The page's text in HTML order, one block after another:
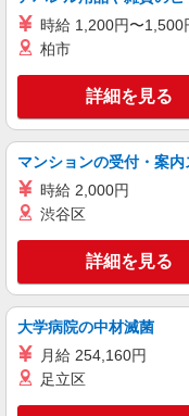
時
業代
+゜
万円支給(規定有)
ィブ支給(規定有) ★
有）★
愛
キープ
紹介予定派遣
株式会社シエロ
時
（規定あり） ゜+゜・。
+゜ 入社
頂くと,
い・
愛
派遣社員
時給 1,200円〜1,500
柏市
詳細を見る
マンションの受付・案内
時給 2,000円
渋谷区
詳細を見る
大学病院の中材滅菌
月給 254,160円
足立区